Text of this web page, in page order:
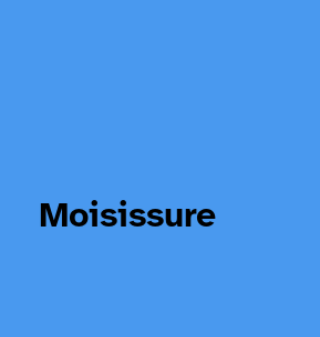
Moisissure